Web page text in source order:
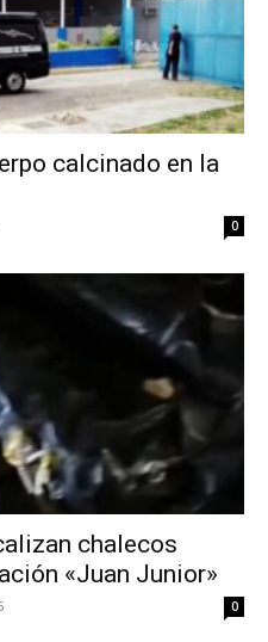
calcinado en la
0
chalecos
«Juan Junior»
0